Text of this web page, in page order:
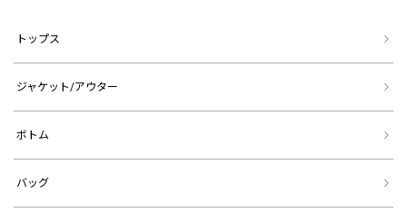
トップス
ジャケット/アウター
ボトム
バッグ